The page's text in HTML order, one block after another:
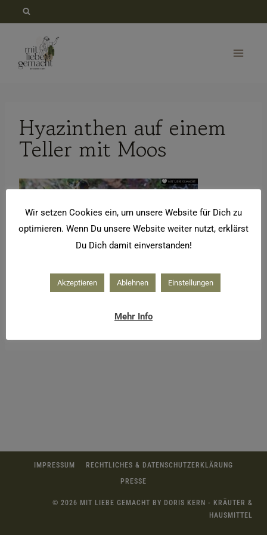
springen
Hyazinthen auf einem
Teller mit Moos
IMPRESSUM
RECHTLICHES & DATENSCHUTZERKLÄRUNG
PRESSE
© 2026 MIT LIEBE GEMACHT BY DORIS KERN - KRÄUTER &
HAUSMITTEL
Wir setzen Cookies ein, um unsere Website für Dich zu
optimieren. Wenn Du unsere Website weiter nutzt, erklärst
Du Dich damit einverstanden!
Akzeptieren Ablehnen Einstellungen
Mehr Info